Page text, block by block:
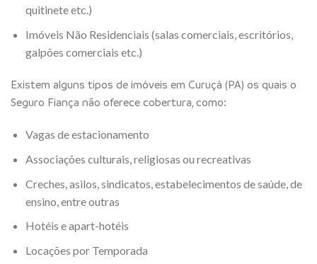
quitinete etc.)
Imóveis Não Residenciais (salas comerciais, escritórios,
galpões comerciais etc.)
Existem alguns tipos de imóveis em Curuçá (PA) os quais o
Seguro Fiança não oferece cobertura, como:
Vagas de estacionamento
Associações culturais, religiosas ou recreativas
Creches, asilos, sindicatos, estabelecimentos de saúde, de
ensino, entre outras
Hotéis e apart-hotéis
Locações por Temporada